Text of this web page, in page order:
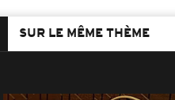
SUR LE MÊME THÈME